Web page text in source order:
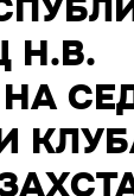
Н.В.